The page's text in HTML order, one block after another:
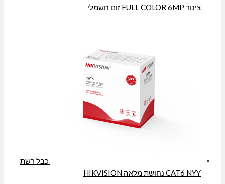
צינור FULL COLOR 6MP זום חשמלי
כבל רשת
CAT6 NYY נחושת מלאה HIKVISION